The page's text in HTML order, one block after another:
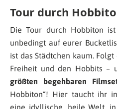
Tour durch
Die Tour durch Hobbiton
unbedingt auf eurer
ist das Städtchen kaum.
Freiheit und den Hobbits –
größten begehbaren
Hobbiton“! Hier taucht ihr
eine idyllische, heile Welt,